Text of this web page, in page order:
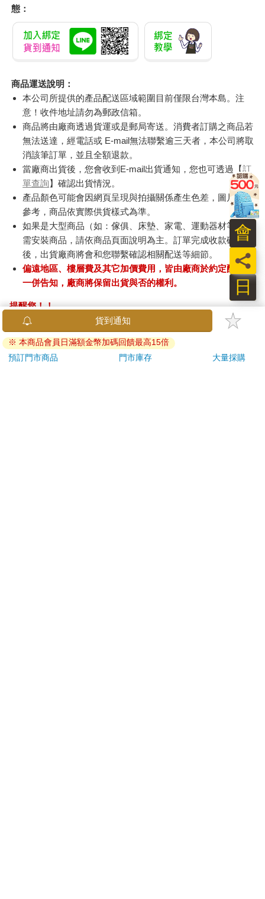
態：
商品運送說明：
本公司所提供的產品配送區域範圍目前僅限台灣本島。注
意！收件地址請勿為郵政信箱。
商品將由廠商透過貨運或是郵局寄送。消費者訂購之商品若
無法送達，經電話或 E-mail無法聯繫逾三天者，本公司將取
消該筆訂單，並且全額退款。
當廠商出貨後，您會收到E-mail出貨通知，您也可透過【訂
單查詢】確認出貨情況。
產品顏色可能會因網頁呈現與拍攝關係產生色差，圖片僅供
參考，商品依實際供貨樣式為準。
如果是大型商品（如：傢俱、床墊、家電、運動器材等）及
需安裝商品，請依商品頁面說明為主。訂單完成收款確認
後，出貨廠商將會和您聯繫確認相關配送等細節。
偏遠地區、樓層費及其它加價費用，皆由廠商於約定配送時
一併告知，廠商將保留出貨與否的權利。
提醒您！！
金石堂及銀行均不會請您操作ATM! 如接獲電話要求您前往
ATM提款機，請不要聽從指示，以免受騙上當！
退換貨須知：
貨到通知
※ 本商品會員日滿額金幣加碼回饋最高15倍
預訂門市商品
門市庫存 大量採購
日
員
會